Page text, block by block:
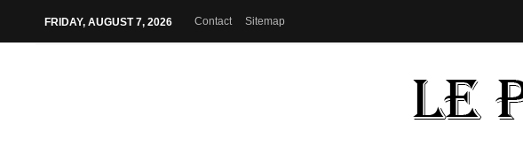
FRIDAY, AUGUST 7, 2026 Contact Sitemap